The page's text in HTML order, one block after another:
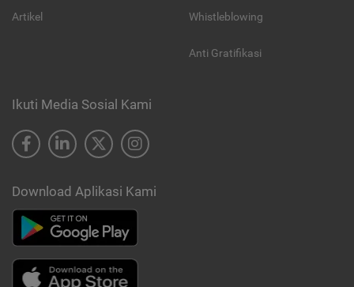
Artikel Whistleblowing
Anti Gratifikasi
Ikuti Media Sosial Kami
Download Aplikasi Kami